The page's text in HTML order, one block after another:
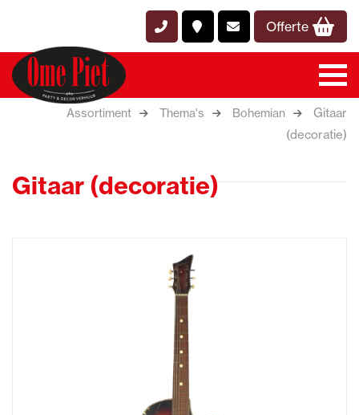
Offerte
Assortiment Thema's Bohemian
Gitaar
(decoratie)
Gitaar (decoratie)